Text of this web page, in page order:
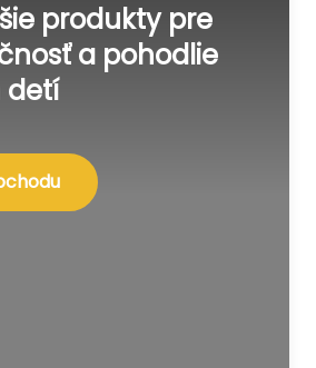
produkty pre
a pohodlie
detí